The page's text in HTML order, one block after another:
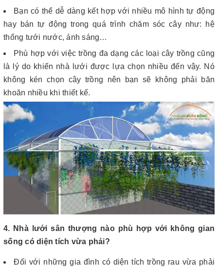
Bạn có thể dễ dàng kết hợp với nhiều mô hình tự động
hay bán tự động trong quá trình chăm sóc cây như: hệ
thống tưới nước, ánh sáng…
Phù hợp với việc trồng đa dạng các loại cây trồng cũng
là lý do khiến nhà lưới được lựa chọn nhiều đến vậy. Nó
không kén chọn cây trồng nên bạn sẽ không phải băn
khoăn nhiều khi thiết kế.
4. Nhà lưới sân thượng nào phù hợp với không gian
sống có diện tích vừa phải?
Đối với những gia đình có diện tích trồng rau vừa phải